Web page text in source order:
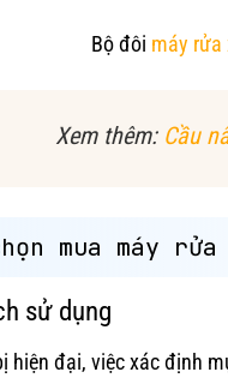
Bộ đôi máy rửa
Xem thêm: Cầu
mua máy
sử dụng
hiện đại, việc xác định